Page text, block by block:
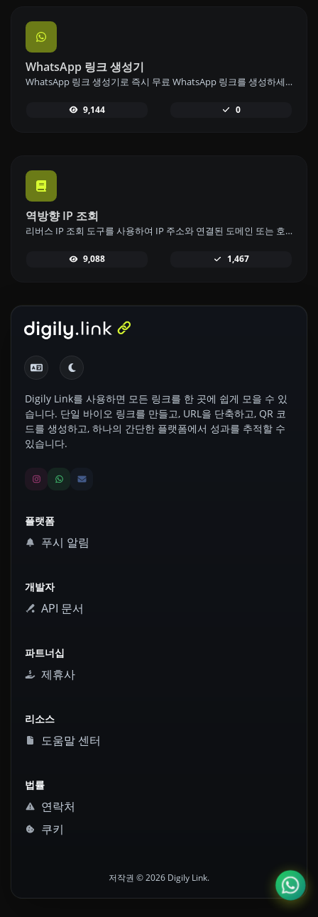
WhatsApp 링크 생성기
WhatsApp 링크 생성기로 즉시 무료 WhatsApp 링크를 생성하세요. 맞춤 메시지를 추가하고 로그인이나 코딩 없이 한 번의 클릭으로 채팅을 시작하세요.
9,144 0
역방향 IP 조회
리버스 IP 조회 도구를 사용하여 IP 주소와 연결된 도메인 또는 호스트를 빠르고 쉽게 찾으세요.
9,088 1,467
Digily Link를 사용하면 모든 링크를 한 곳에 쉽게 모을 수 있
습니다. 단일 바이오 링크를 만들고, URL을 단축하고, QR 코
드를 생성하고, 하나의 간단한 플랫폼에서 성과를 추적할 수
있습니다.
플랫폼
푸시 알림
개발자
API 문서
파트너십
제휴사
리소스
도움말 센터
법률
연락처
쿠키
저작권 © 2026 Digily Link.